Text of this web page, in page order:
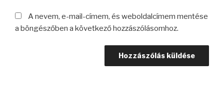
A nevem, e-mail-címem, és weboldalcímem mentése
a böngészőben a következő hozzászólásomhoz.